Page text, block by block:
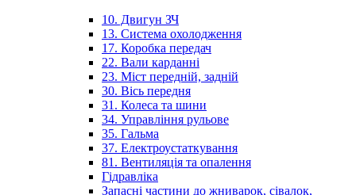
10. Двигун ЗЧ
13. Система охолодження
17. Коробка передач
22. Вали карданні
23. Міст передній, задній
30. Вісь передня
31. Колеса та шини
34. Управління рульове
35. Гальма
37. Електроустаткування
81. Вентиляція та опалення
Гідравліка
Запасні частини до жниварок, сівалок,